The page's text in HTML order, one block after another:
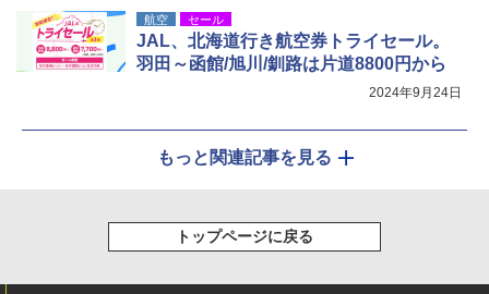
航空 セール
JAL、北海道行き航空券トライセール。
羽田～函館/旭川/釧路は片道8800円から
2024年9月24日
もっと関連記事を見る
トップページに戻る